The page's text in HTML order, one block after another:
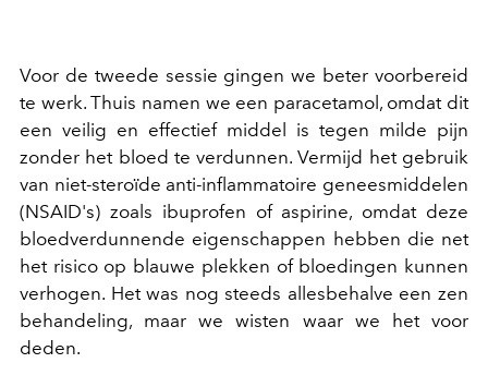
Voor de tweede sessie gingen we beter voorbereid
te werk. Thuis namen we een paracetamol, omdat dit
een veilig en effectief middel is tegen milde pijn
zonder het bloed te verdunnen. Vermijd het gebruik
van niet-steroïde anti-inflammatoire geneesmiddelen
(NSAID's) zoals ibuprofen of aspirine, omdat deze
bloedverdunnende eigenschappen hebben die net
het risico op blauwe plekken of bloedingen kunnen
verhogen. Het was nog steeds allesbehalve een zen
behandeling, maar we wisten waar we het voor
deden.